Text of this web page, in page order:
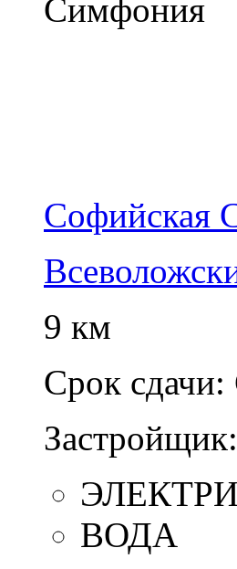
Софийская
9 км
Срок сдачи:
Застройщик:
ВОДА